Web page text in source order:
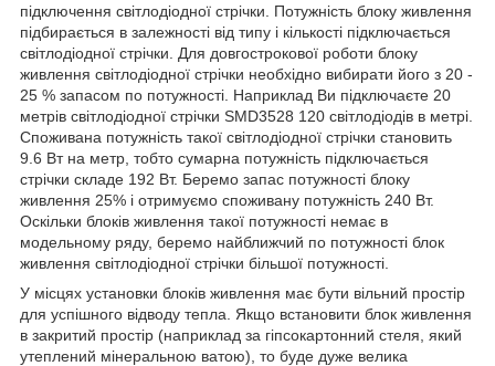
підключення світлодіодної стрічки. Потужність блоку живлення
підбирається в залежності від типу і кількості підключається
світлодіодної стрічки. Для довгострокової роботи блоку
живлення світлодіодної стрічки необхідно вибирати його з 20 -
25 % запасом по потужності. Наприклад Ви підключаєте 20
метрів світлодіодної стрічки SMD3528 120 світлодіодів в метрі.
Споживана потужність такої світлодіодної стрічки становить
9.6 Вт на метр, тобто сумарна потужність підключається
стрічки складе 192 Вт. Беремо запас потужності блоку
живлення 25% і отримуємо споживану потужність 240 Вт.
Оскільки блоків живлення такої потужності немає в
модельному ряду, беремо найближчий по потужності блок
живлення світлодіодної стрічки більшої потужності.
У місцях установки блоків живлення має бути вільний простір
для успішного відводу тепла. Якщо встановити блок живлення
в закритий простір (наприклад за гіпсокартонний стеля, який
утеплений мінеральною ватою), то буде дуже велика